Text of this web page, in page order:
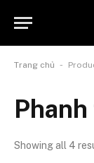
Trang chủ -
Showing all 4